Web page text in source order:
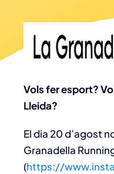
Vols fer esport?
Lleida?
El dia 20 d’agost
Granadella
(https://